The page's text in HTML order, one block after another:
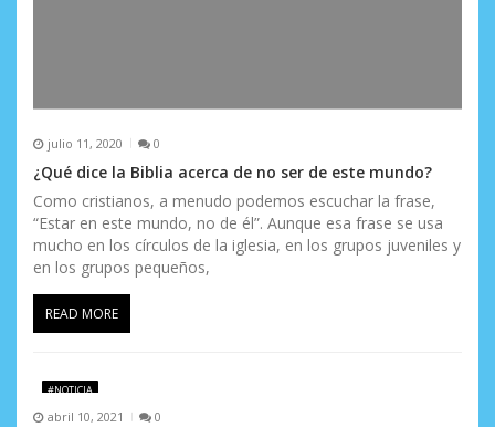
julio 11, 2020 0
¿Qué dice la Biblia acerca de no ser de este mundo?
Como cristianos, a menudo podemos escuchar la frase,
“Estar en este mundo, no de él”. Aunque esa frase se usa
mucho en los círculos de la iglesia, en los grupos juveniles y
en los grupos pequeños,
READ MORE
#NOTICIA
abril 10, 2021 0